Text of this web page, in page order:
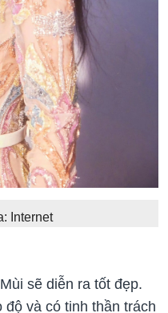
Internet
sẽ diễn ra tốt đẹp.
và có tinh thần trách